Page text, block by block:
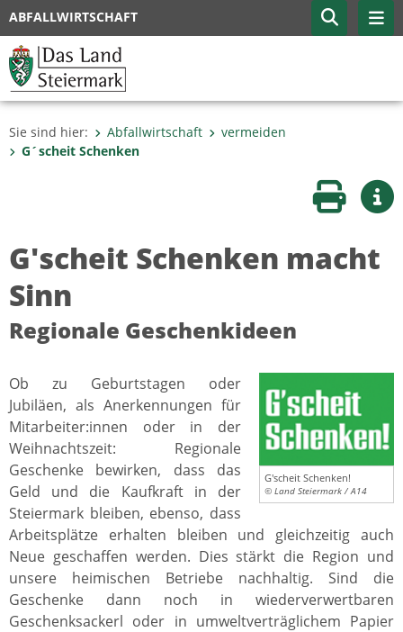
ABFALLWIRTSCHAFT
Sie sind hier: Abfallwirtschaft
vermeiden
G´scheit Schenken
Seite
G'scheit Schenken macht
Sinn
Regionale Geschenkideen
G'scheit Schenken!
© Land Steiermark / A14
Ob zu Geburtstagen oder
Jubiläen, als Anerkennungen für
Mitarbeiter:innen oder in der
Weihnachtszeit: Regionale
Geschenke bewirken, dass das
Geld und die Kaufkraft in der
Steiermark bleiben, ebenso, dass
Arbeitsplätze erhalten bleiben und gleichzeitig auch
Neue geschaffen werden. Dies stärkt die Region und
unsere heimischen Betriebe nachhaltig. Sind die
Geschenke dann noch in wiederverwertbaren
Geschenksackerl oder in umweltverträglichem Papier